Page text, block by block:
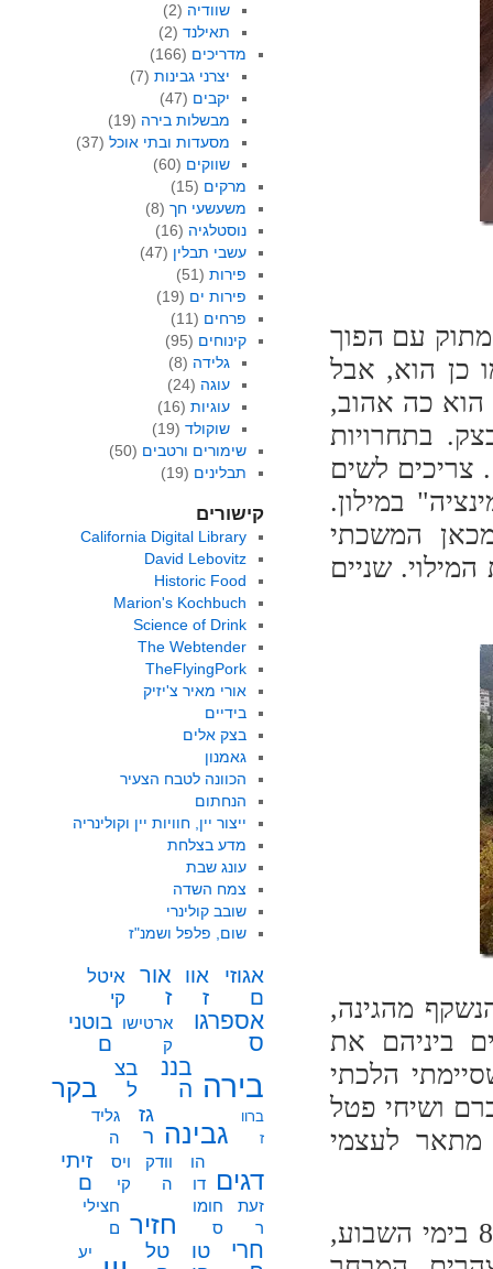
עם הפוך
כן הוא, אבל
כה אהוב,
בתחרויות
צריכים לשים
במילון.
המשכתי
שניים
מהגינה,
ביניהם את
הלכתי
ושיחי פטל
מתאר לעצמי
שעות הפתיחה הרשמיות של אלורו הן 8:30-15:00 בימי השבוע,
שוודיה (2)
תאילנד (2)
מדריכים (166)
יצרני גבינות (7)
יקבים (47)
מבשלות בירה (19)
מסעדות ובתי אוכל (37)
שווקים (60)
מרקים (15)
משעשעי חך(8)
נוסטלגיה (16)
עשבי תבלין (47)
פירות(51)
פירות ים (19)
פרחים (11)
קינוחים (95)
גלידה (8)
עוגה (24)
עוגיות (16)
שוקולד (19)
שימורים ורטבים (50)
תבלינים (19)
קישורים
California Digital Library
David Lebovitz
Historic Food
Marion's Kochbuch
Science of Drink
The Webtender
TheFlyingPork
אורי מאיר צ'יזיק
בידיים
בצק אלים
גאמנון
הכוונה לטבח הצעיר
הנחתום
ייצור יין, חוויות יין וקולינריה
מדע בצלחת
עונג שבת
צמח השדה
שובב קולינרי
שום, פלפל ושמנ"ז
אגוזי
ם
אוו
ז
אור
ז
איטל
קי
אספרגו
ס
ארטישו
ק
בוטני
ם
בירה
בננ
ה
בצ
ל
בקר
ברוו
ז
גבינה
גז
ר
גליד
ה
דגים
הו
דו
וודק
ה
ויס
קי
זיתי
ם
זעת
ר
חומו
ס
חזיר
חצילי
ם
חרי
טו
טל
יע